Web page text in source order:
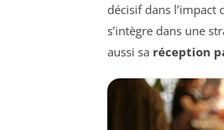
décisif dans
s’intègre dans une
aussi sa réception